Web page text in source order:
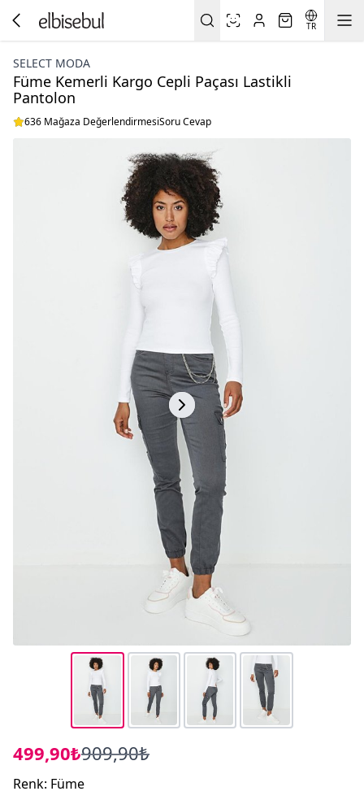
TR
SELECT MODA
Füme Kemerli Kargo Cepli Paçası Lastikli
Pantolon
636 Mağaza DeğerlendirmesiSoru Cevap
499,90₺909,90₺
Renk: Füme